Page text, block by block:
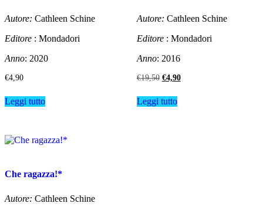
Autore: Cathleen Schine
Editore : Mondadori
Anno: 2020
€4,90
Leggi tutto
Autore: Cathleen Schine
Editore: Mondadori
Anno: 2016
€19,50 Il
originale
era:
€4,90Il
Leggi tutto
Che ragazza!*
Autore: Cathleen Schine